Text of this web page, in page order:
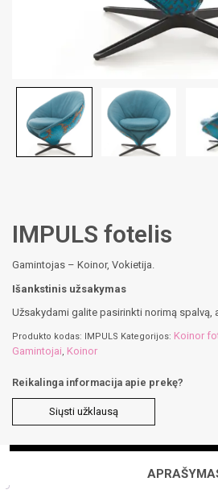
IMPULS fotelis
Gamintojas – Koinor, Vokietija.
Išankstinis užsakymas
Užsakydami galite pasirinkti norimą spalvą,
Produkto kodas: IMPULS Kategorijos: Koinor
Gamintojai, Koinor
Reikalinga informacija apie prekę?
Siųsti užklausą